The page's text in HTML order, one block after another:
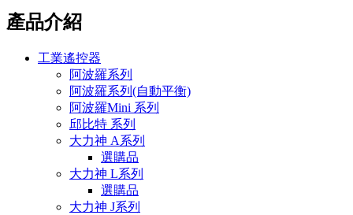
產品介紹
工業遙控器
阿波羅系列
阿波羅系列(自動平衡)
阿波羅Mini 系列
邱比特 系列
大力神 A系列
選購品
大力神 L系列
選購品
大力神 J系列